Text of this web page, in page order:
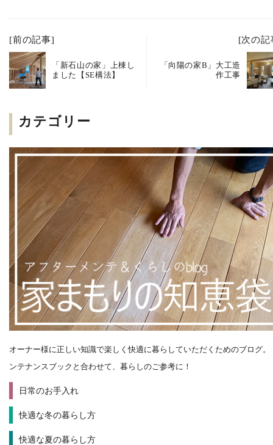
[前の記事]
「新石山の家」上棟し
ました【SE構法】
[次の記
「向陽の家B」大工造
作工事
カテゴリー
オーナー様に正しい知識で楽しく快適に暮らしていただくためのブログ。
ンテナンスブックと合わせて、暮らしのご参考に！
日常のお手入れ
快適な冬の暮らし方
快適な夏の暮らし方